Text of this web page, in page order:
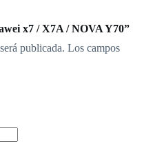
x7 / X7A / NOVA Y70”
publicada. Los campos